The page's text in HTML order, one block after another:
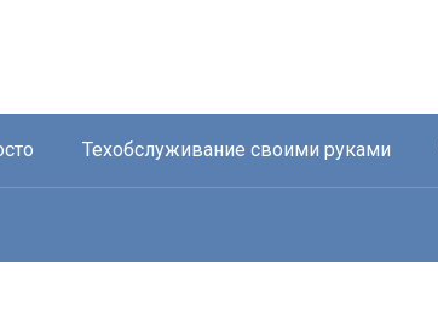
Техобслуживание своими руками